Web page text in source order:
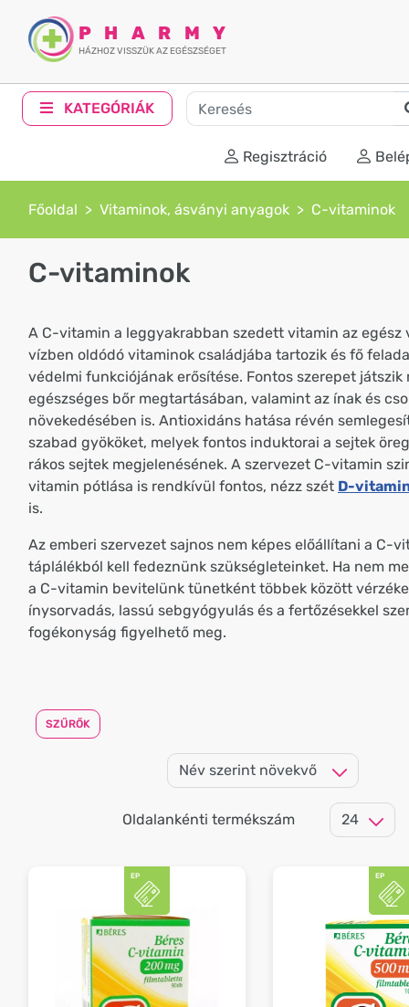
PHARMY
HÁZHOZ VISSZÜK AZ EGÉSZSÉGET
KATEGÓRIÁK
Regisztráció
Főoldal Vitaminok, ásványi anyagok C-vitaminok
C-vitaminok
A C-vitamin a leggyakrabban szedett vitamin az egész
vízben oldódó vitaminok családjába tartozik és fő
védelmi funkciójának erősítése. Fontos szerepet játszik
egészséges bőr megtartásában, valamint az ínak és
növekedésében is. Antioxidáns hatása révén
szabad gyököket, melyek fontos induktorai a sejtek
rákos sejtek megjelenésének. A szervezet C-vitamin
vitamin pótlása is rendkívül fontos, nézz szét D-
is.
Az emberi szervezet sajnos nem képes előállítani a C-
táplálékból kell fedeznünk szükségleteinket. Ha nem
a C-vitamin bevitelünk tünetként többek között
ínysorvadás, lassú sebgyógyulás és a fertőzésekkel
fogékonyság figyelhető meg.
SZŰRŐK
Oldalankénti termékszám